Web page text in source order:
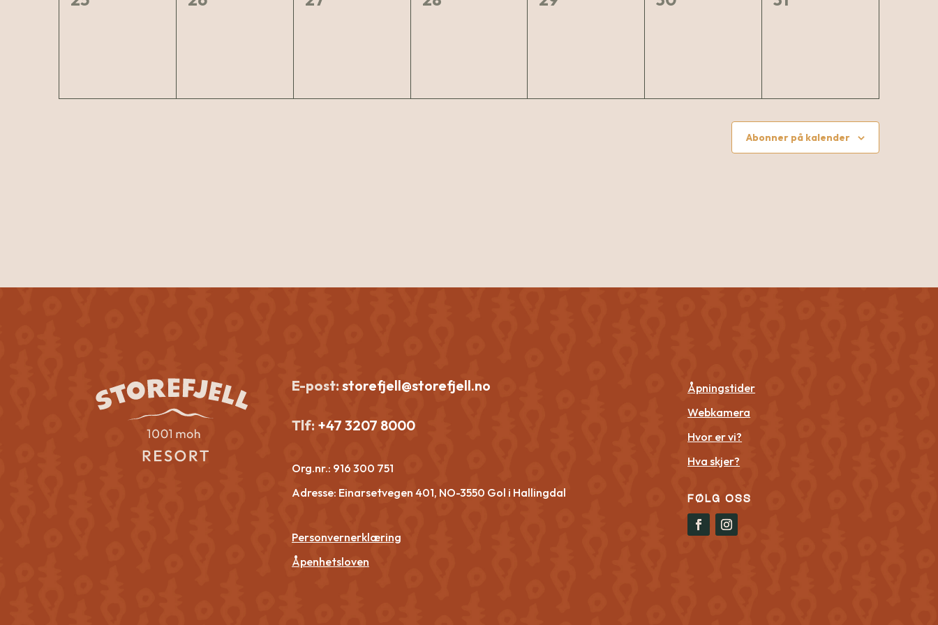
Abonner på kalender
E-post: storefjell@storefjell.no
Tlf: +47 3207 8000
Org.nr.: 916 300 751
Adresse: Einarsetvegen 401, NO-3550 Gol i Hallingdal
Personvernerklæring
Åpenhetsloven
Åpningstider
Webkamera
Hvor er vi?
Hva skjer?
FØLG OSS